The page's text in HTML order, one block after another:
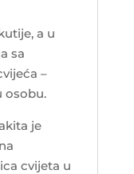
a u
sa
–
osobu.
je
cvijeta u